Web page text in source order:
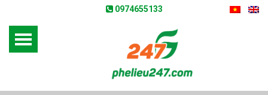
0974655133